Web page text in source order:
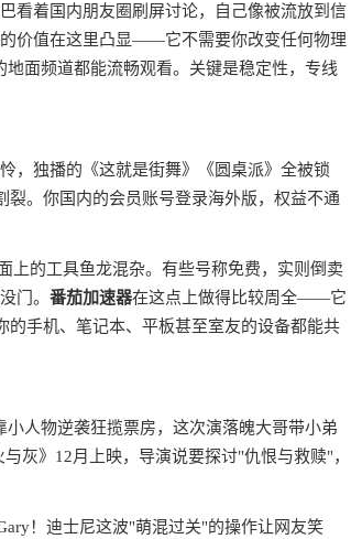
看着国内朋友圈刷屏讨论，自己像被流放到信
价值在这里凸显——它不需要你改变任何物理
面频道都能流畅观看。关键是稳定性，专线
，独播的《这就是街舞》《圆桌派》全被锁
。你国内的会员账号登录海外版，权益不通
上的工具鱼龙混杂。有些号称免费，实则倒卖
门。 番茄加速器在这点上做得比较周全——它
的手机、笔记本、平板甚至室友的设备都能共
人物逆袭狂揽票房，这次演落魄大哥带小弟
灰》12月上映，导演说要探讨"仇恨与救赎"，
！迪士尼这波"萌混过关"的操作让网友笑